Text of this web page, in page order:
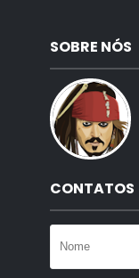
SOBRE NÓS
CONTATOS